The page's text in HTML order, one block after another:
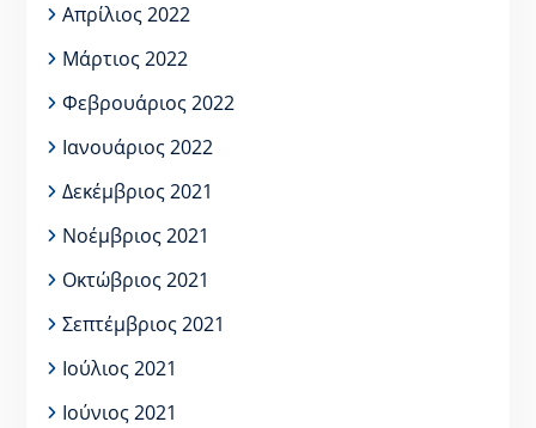
Απρίλιος 2022
Μάρτιος 2022
Φεβρουάριος 2022
Ιανουάριος 2022
Δεκέμβριος 2021
Νοέμβριος 2021
Οκτώβριος 2021
Σεπτέμβριος 2021
Ιούλιος 2021
Ιούνιος 2021